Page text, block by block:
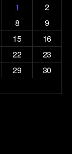
1
2
8
9
15
16
22
23
29
30